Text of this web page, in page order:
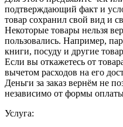
подтверждающий факт и
товар сохранил свой вид и
Некоторые товары нельзя
пользовались. Например,
книги, посуду и другие
Если вы откажетесь от
вычетом расходов на его
Деньги за заказ вернём не
независимо от формы
Услуга: